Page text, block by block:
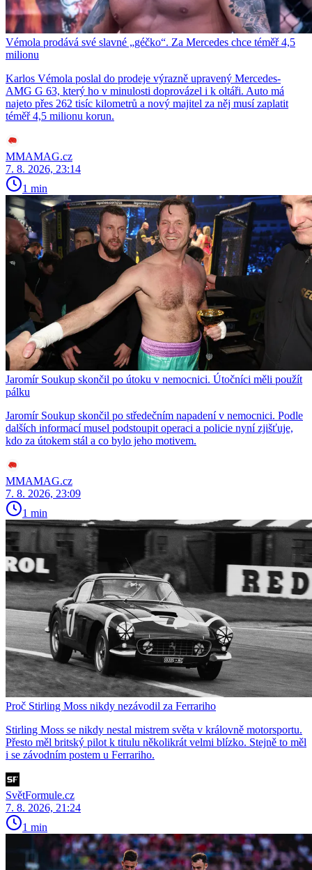
Vémola prodává své slavné „géčko“. Za Mercedes chce téměř 4,5
milionu
Karlos Vémola poslal do prodeje výrazně upravený Mercedes-
AMG G 63, který ho v minulosti doprovázel i k oltáři. Auto má
najeto přes 262 tisíc kilometrů a nový majitel za něj musí zaplatit
téměř 4,5 milionu korun.
MMAMAG.cz
7. 8. 2026, 23:14
1 min
Jaromír Soukup skončil po útoku v nemocnici. Útočníci měli použít
pálku
Jaromír Soukup skončil po středečním napadení v nemocnici. Podle
dalších informací musel podstoupit operaci a policie nyní zjišťuje,
kdo za útokem stál a co bylo jeho motivem.
MMAMAG.cz
7. 8. 2026, 23:09
1 min
Proč Stirling Moss nikdy nezávodil za Ferrariho
Stirling Moss se nikdy nestal mistrem světa v královně motorsportu.
Přesto měl britský pilot k titulu několikrát velmi blízko. Stejně to měl
i se závodním postem u Ferrariho.
SvětFormule.cz
7. 8. 2026, 21:24
1 min